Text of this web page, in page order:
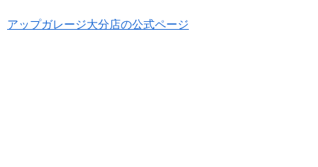
アップガレージ大分店の公式ページ